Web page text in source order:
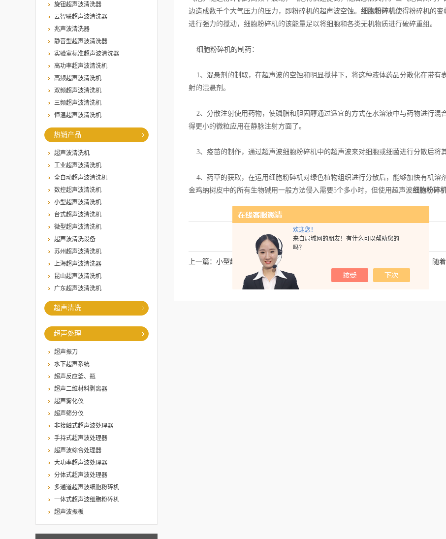
欢迎您！
来自局域网的朋友！有什么可以帮助您的
吗？
旋钮超声波清洗器
云智联超声波清洗器
兆声波清洗器
静音型超声波清洗器
实验室标准超声波清洗器
高功率超声波清洗机
高频超声波清洗机
双频超声波清洗机
三频超声波清洗机
恒温超声波清洗机
热销产品
超声波清洗机
工业超声波清洗机
全自动超声波清洗机
数控超声波清洗机
小型超声波清洗机
台式超声波清洗机
微型超声波清洗机
超声波清洗设备
苏州超声波清洗机
上海超声波清洗器
昆山超声波清洗机
广东超声波清洗机
超声清洗
超声处理
超声振刀
水下超声系统
超声反应釜、瓶
超声二维材料剥离器
超声雾化仪
超声筛分仪
非接触式超声波处理器
手持式超声波处理器
超声波综合处理器
大功率超声波处理器
分体式超声波处理器
多通道超声波细胞粉碎机
一体式超声波细胞粉碎机
超声波振板
边造成数千个大气压力的压力，即粉碎机的超声波空蚀。 细胞粉碎机使得粉碎机的变
进行强力的搅动，细胞粉碎机的该能量足以将细胞和各类无机物质进行破碎重组。
细胞粉碎机的制药：
1、混悬剂的制取，在超声波的空蚀和明显搅拌下，将这种液体药品分散化在带有
射的混悬剂。
2、分散注射使用药物，使磷脂和胆固醇通过适宜的方式在水溶液中与药物进行混
得更小的微粒应用在静脉注射方面了。
3、疫苗的制作，通过超声波细胞粉碎机中的超声波来对细胞或细菌进行分散后将
4、药草的获取，在运用细胞粉碎机对绿色植物组织进行分散后，能够加快有机溶
金鸡纳树皮中的所有生物碱用一般方法侵入需要5个多小时，但使用超声波细胞粉碎
上一篇： 小型超声波清洗机厂家还能清洗眼镜，真的洗得干净吗？眼 随